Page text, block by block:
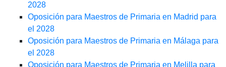
2028
Oposición para Maestros de Primaria en Madrid para
el 2028
Oposición para Maestros de Primaria en Málaga para
el 2028
Oposición para Maestros de Primaria en Melilla para